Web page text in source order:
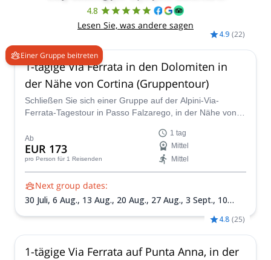
4.8
Lesen Sie, was andere sagen
Einer Gruppe beitreten
4.9 (22)
1-tägige Via Ferrata in den Dolomiten in
der Nähe von Cortina (Gruppentour)
Schließen Sie sich einer Gruppe auf der Alpini-Via-
Ferrata-Tagestour in Passo Falzarego, in der Nähe von
zahlen Sie weniger, indem Sie sich einer der
wöchentlichen Abfahrten zu einer der beliebtesten Via-
Ferrata-Routen in den Dolomiten anschließen.
Ab
EUR 173
pro Person für 1 Reisenden
1 tag
Mittel
Mittel
Next group dates:
30 Juli, 6 Aug., 13 Aug., 20 Aug., 27 Aug., 3 Sept., 10
4.8 (25)
1-tägige Via Ferrata auf Punta Anna, in der